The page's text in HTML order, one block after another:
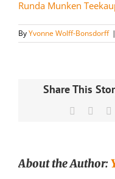
ByYvonne Wolff-Bonsdorff |
Share This
Facebook
About the Author: